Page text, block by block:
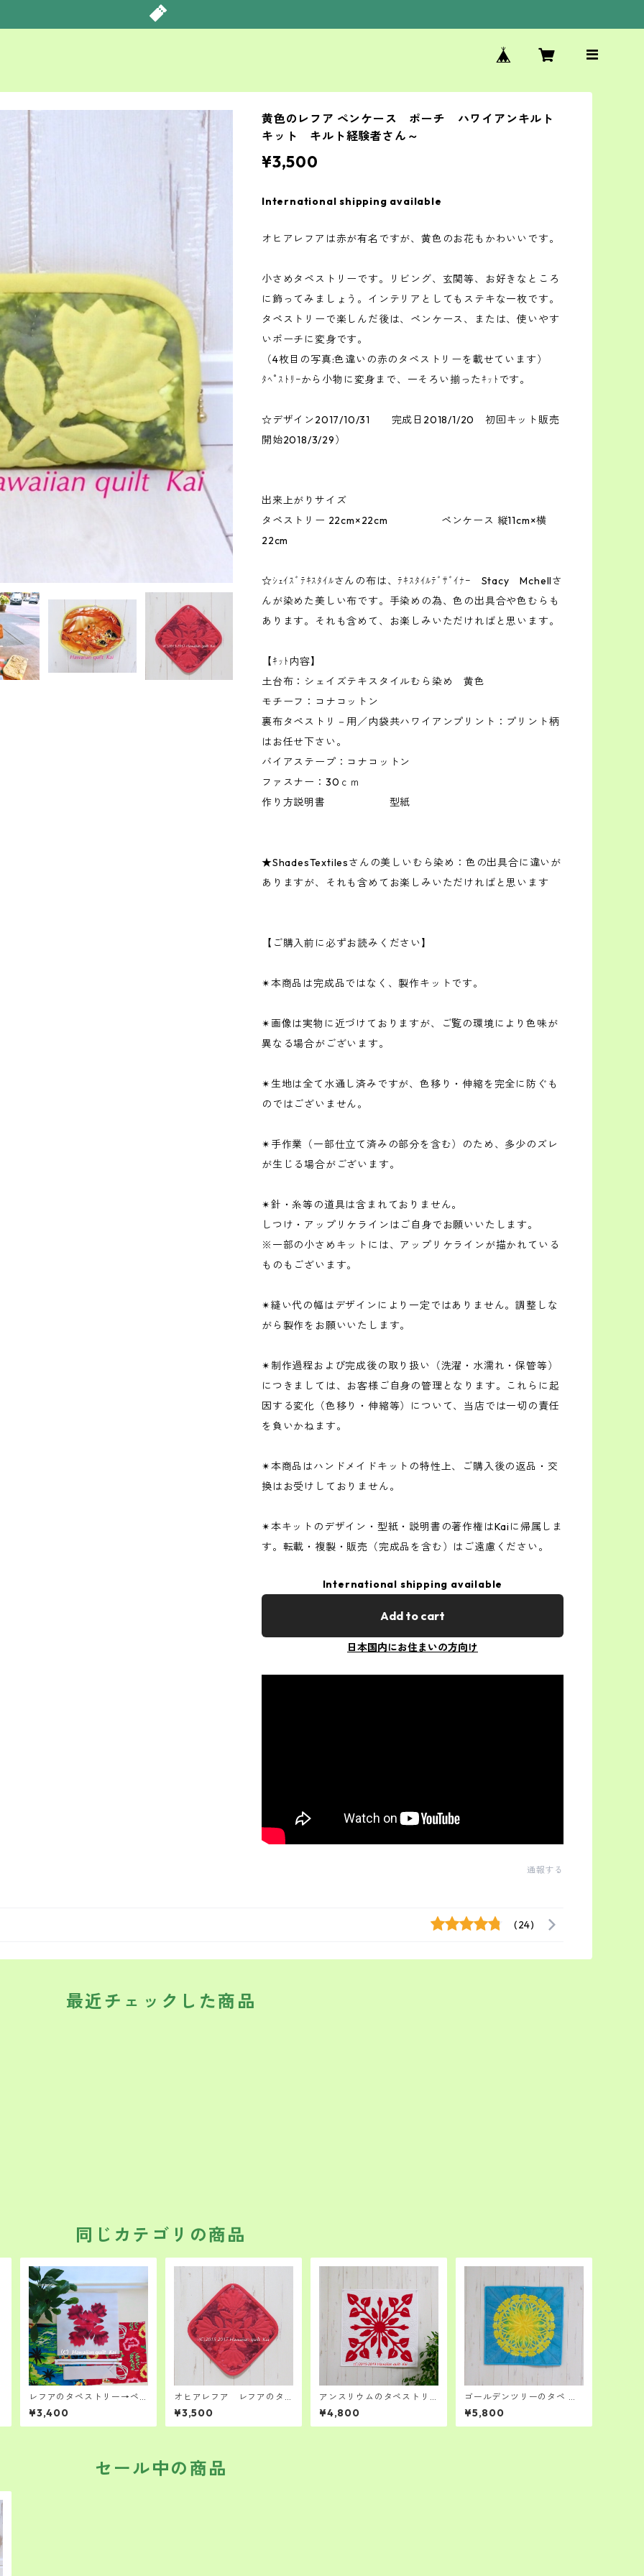
黄色のレフア ペンケース ポーチ ハワイアンキルト
キット キルト経験者さん～
¥3,500
International shipping available
オヒアレフアは赤が有名ですが、黄色のお花もかわいいです。
小さめタペストリーです。リビング、玄関等、お好きなところ
に飾ってみましょう。インテリアとしてもステキな一枚です。
タペストリーで楽しんだ後は、ペンケース、または、使いやす
いポーチに変身です。
（4枚目の写真:色違いの赤のタペストリーを載せています）
ﾀﾍﾟｽﾄﾘｰから小物に変身まで、一そろい揃ったｷｯﾄです。
☆デザイン2017/10/31 完成日2018/1/20 初回キット販売
開始2018/3/29）
出来上がりサイズ
タペストリー 22cm×22cm ペンケース 縦11cm×横
22cm
☆ｼｪｲｽﾞﾃｷｽﾀｲﾙさんの布は、ﾃｷｽﾀｲﾙﾃﾞｻﾞｲﾅｰ Stacy Mchellさ
んが染めた美しい布です。手染めの為、色の出具合や色むらも
あります。それも含めて、お楽しみいただければと思います。
【ｷｯﾄ内容】
土台布：シェイズテキスタイルむら染め 黄色
モチーフ：コナコットン
裏布タペストリ－用／内袋共ハワイアンプリント：プリント柄
はお任せ下さい。
バイアステープ：コナコットン
ファスナー：30ｃｍ
作り方説明書 型紙
★ShadesTextilesさんの美しいむら染め：色の出具合に違いが
ありますが、それも含めてお楽しみいただければと思います
【ご購入前に必ずお読みください】
✴︎本商品は完成品ではなく、製作キットです。
✴︎画像は実物に近づけておりますが、ご覧の環境により色味が
異なる場合がございます。
✴︎生地は全て水通し済みですが、色移り・伸縮を完全に防ぐも
のではございません。
✴︎手作業（一部仕立て済みの部分を含む）のため、多少のズレ
が生じる場合がございます。
✴︎針・糸等の道具は含まれておりません。
しつけ・アップリケラインはご自身でお願いいたします。
※一部の小さめキットには、アップリケラインが描かれている
ものもございます。
✴︎縫い代の幅はデザインにより一定ではありません。調整しな
がら製作をお願いいたします。
✴︎制作過程および完成後の取り扱い（洗濯・水濡れ・保管等）
につきましては、お客様ご自身の管理となります。これらに起
因する変化（色移り・伸縮等）について、当店では一切の責任
を負いかねます。
✴︎本商品はハンドメイドキットの特性上、ご購入後の返品・交
換はお受けしておりません。
✴︎本キットのデザイン・型紙・説明書の著作権はKaiに帰属しま
す。転載・複製・販売（完成品を含む）はご遠慮ください。
International shipping available
Add to cart
日本国内にお住まいの方向け
通報する
(24)
最近チェックした商品
同じカテゴリの商品
レフアのタペストリー→ペ
ンケースになるハワイアン
キルトキット
¥3,400
オヒアレフア レフアのタ
ペストリー ペンケース K
aiｵﾘｼﾞﾅﾙﾊﾜｲｱﾝｷﾙﾄｷｯﾄ 中級
者さん向けです
¥3,500
アンスリウムのタペストリ
ー ハワイアンキルト キッ
ト 赤と白ハワイアンキル
ト基本色 中級者さん向け
¥4,800
ゴールデンツリーのタペ 青
空に黄色の花達 ハワイアン
キルトキット 上級者さん
へ
¥5,800
セール中の商品